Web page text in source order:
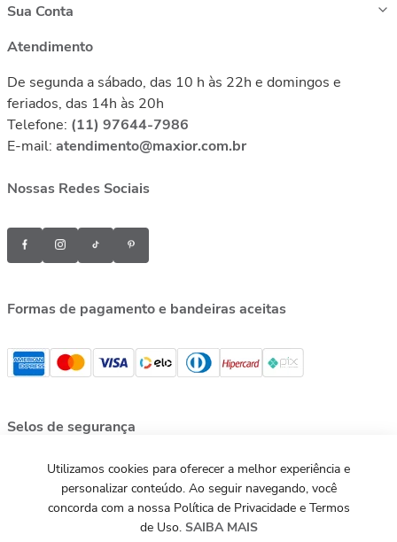
Sua Conta
Atendimento
De segunda a sábado, das 10 h às 22h e domingos e
feriados, das 14h às 20h
Telefone: (11) 97644-7986
E-mail: atendimento@maxior.com.br
Nossas Redes Sociais
Formas de pagamento e bandeiras aceitas
Selos de segurança
Utilizamos cookies para oferecer a melhor experiência e
personalizar conteúdo. Ao seguir navegando, você
concorda com a nossa Política de Privacidade e Termos
de Uso. SAIBA MAIS